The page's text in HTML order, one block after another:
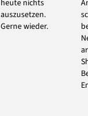
heute nichts
auszusetzen.
Gerne wieder.